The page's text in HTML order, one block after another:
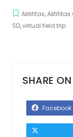
Aktifitas,Aktifitas
SD,virtual field trip
SHARE ON
Facebook